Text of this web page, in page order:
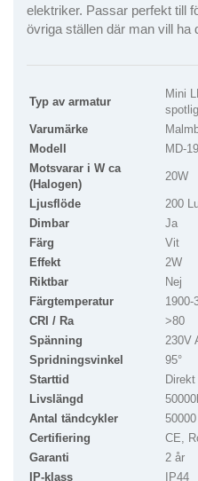
elektriker. Passar perfekt till
övriga ställen där man vill ha
Typ av armatur
Mini
Varumärke
Modell
MD-
Motsvarar i W ca
(Halogen)
20W
Ljusflöde
200
Dimbar
Ja
Färg
Vit
Effekt
2W
Riktbar
Nej
Färgtemperatur
1900-
CRI / Ra
>80
Spänning
230V
Spridningsvinkel
95°
Starttid
Direkt
Livslängd
Antal tändcykler
Certifiering
CE,
Garanti
2 år
IP-klass
IP44